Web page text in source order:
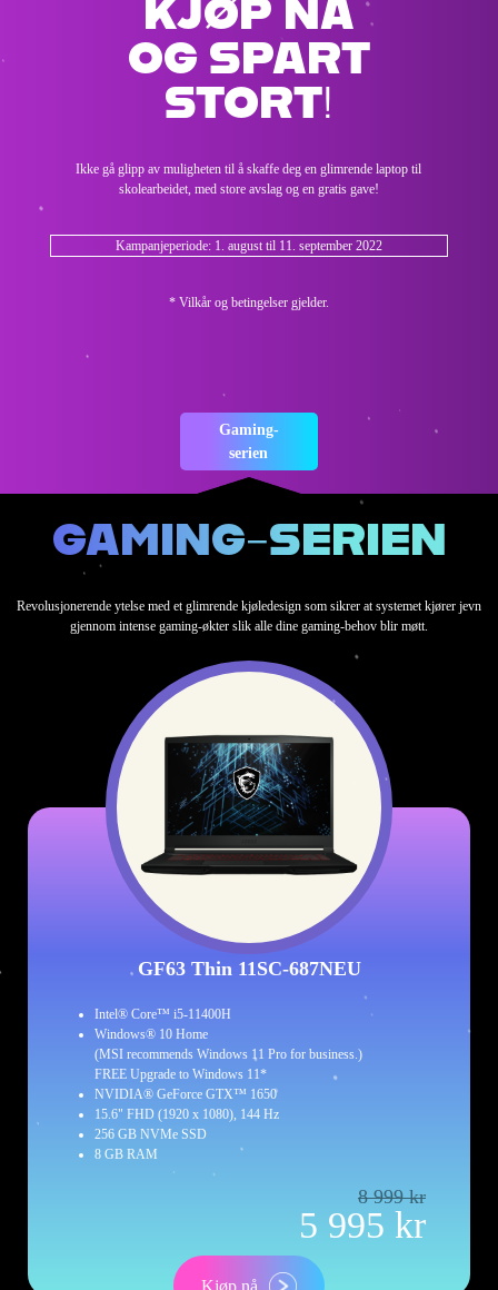
KJØP NÅ
OG SPART
STORT!
Ikke gå glipp av muligheten til å skaffe deg en glimrende laptop til
skolearbeidet, med store avslag og en gratis gave!
Kampanjeperiode: 1. august til 11. september 2022
* Vilkår og betingelser gjelder.
Gaming-
serien
GAMING-SERIEN
Revolusjonerende ytelse med et glimrende kjøledesign som sikrer at systemet kjører jevn
gjennom intense gaming-økter slik alle dine gaming-behov blir møtt.
GF63 Thin 11SC-687NEU
Intel® Core™ i5-11400H
Windows® 10 Home
(MSI recommends Windows 11 Pro for business.)
FREE Upgrade to Windows 11*
NVIDIA® GeForce GTX™ 1650
15.6" FHD (1920 x 1080), 144 Hz
256 GB NVMe SSD
8 GB RAM
8 999 kr
5 995 kr
Kjøp nå